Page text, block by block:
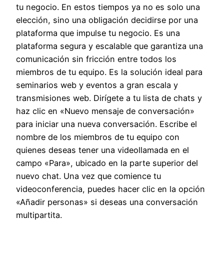
tu negocio. En estos tiempos ya no es solo una
elección, sino una obligación decidirse por una
plataforma que impulse tu negocio. Es una
plataforma segura y escalable que garantiza una
comunicación sin fricción entre todos los
miembros de tu equipo. Es la solución ideal para
seminarios web y eventos a gran escala y
transmisiones web. Dirígete a tu lista de chats y
haz clic en «Nuevo mensaje de conversación»
para iniciar una nueva conversación. Escribe el
nombre de los miembros de tu equipo con
quienes deseas tener una videollamada en el
campo «Para», ubicado en la parte superior del
nuevo chat. Una vez que comience tu
videoconferencia, puedes hacer clic en la opción
«Añadir personas» si deseas una conversación
multipartita.